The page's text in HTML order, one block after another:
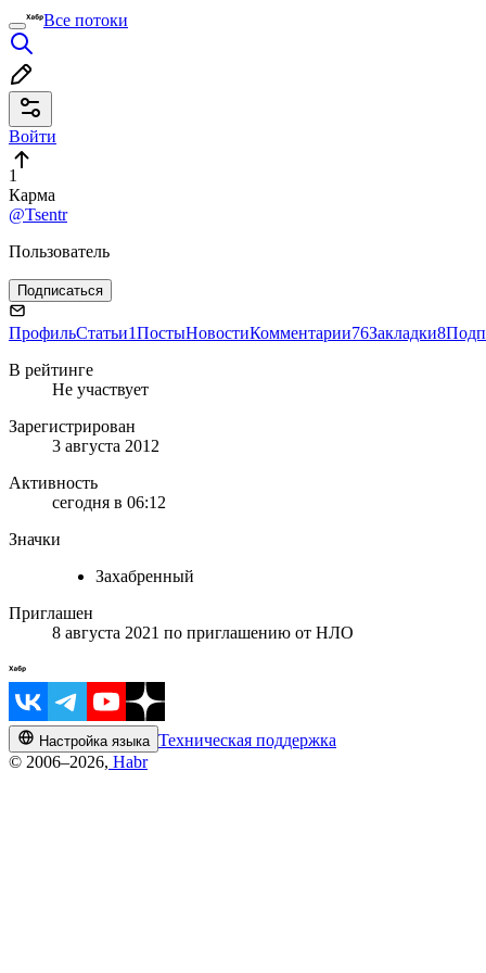
Все потоки
Войти
1
Карма
@Tsentr
Пользователь
Подписаться
ПрофильСтатьи1ПостыНовостиКомментарии76Закладки8
В рейтинге
Не участвует
Зарегистрирован
3 августа 2012
Активность
сегодня в 06:12
Значки
Захабренный
Приглашен
8 августа 2021 по приглашению от НЛО
Настройка языка Техническая поддержка
© 2006–2026, Habr